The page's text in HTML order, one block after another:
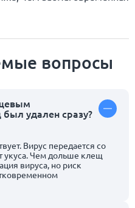
вопросы
удален сразу?
Вирус передается со
укуса. Чем дольше клещ
вируса, но риск